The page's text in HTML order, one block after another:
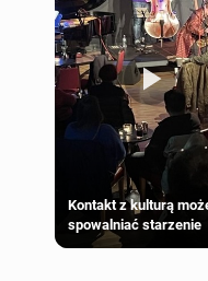
Kontakt z kulturą
spowalniać starzenie